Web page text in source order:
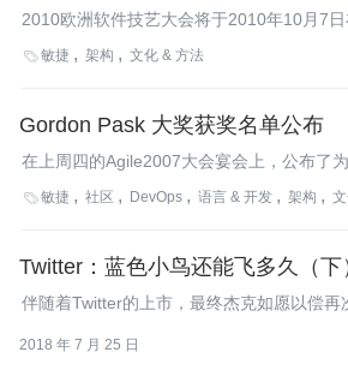
2010欧洲软件技艺大会将于2010年10月7
Park举行，这是一个强调上手实做和社区
敏捷 架构 文化 & 方法
Gordon Pask 大奖获奖名单公布
在上周四的Agile2007大会宴会上，公布了
的Gordon Pask大奖获得者名单：Jeff
（the Usability Guy）”的称号；Naresh
Cunningham之“理性温和之声”（"Gentle
敏捷 社区 DevOps 语言 & 开发 架构
Twitter：蓝色小鸟还能飞多久（下
伴随着Twitter的上市，最终杰克如愿以偿再
但是Twitter因为缺乏盈利能力，而导致股
2018 年 7 月 25 日